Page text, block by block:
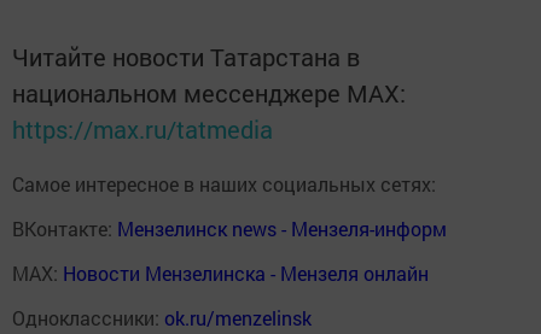
Читайте новости Татарстана в
национальном мессенджере MАХ:
https://max.ru/tatmedia
Самое интересное в наших социальных сетях:
ВКонтакте: Мензелинск news - Мензеля-информ
MAX: Новости Мензелинска - Мензеля онлайн
Одноклассники: ok.ru/menzelinsk